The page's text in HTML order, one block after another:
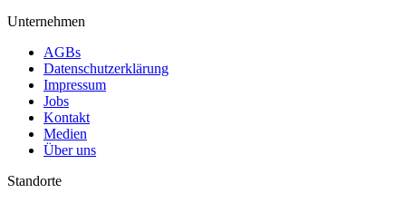
Unternehmen
AGBs
Datenschutzerklärung
Impressum
Jobs
Kontakt
Medien
Über uns
Standorte